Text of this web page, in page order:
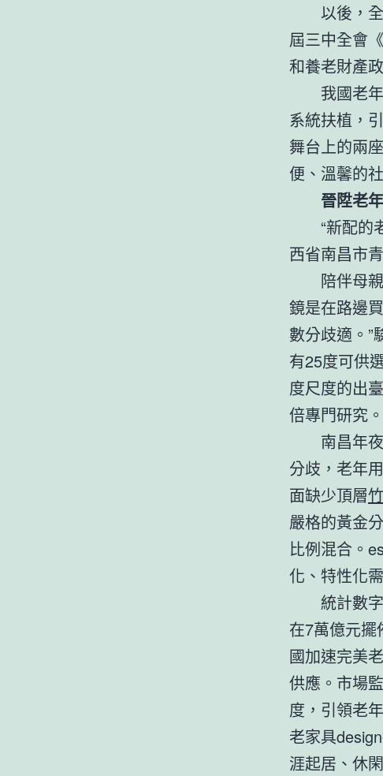
以後，
屆三中全會
和養老財產
我國老
系統扶植，
舞台上的兩
便、溫馨的
晉陞老
“新配的
西省南昌市
陪伴母
鏡是在路邊
數分歧適。”
有25度可供
度尺度的出
倍專門研究。
南昌年
分歧，老年
面缺少頂層
嚴格的黃金
比例混合。
化、特性化
統計數
在7萬億元
國加速完美
供應。市場
度，引領老
老家具
涯起居、休